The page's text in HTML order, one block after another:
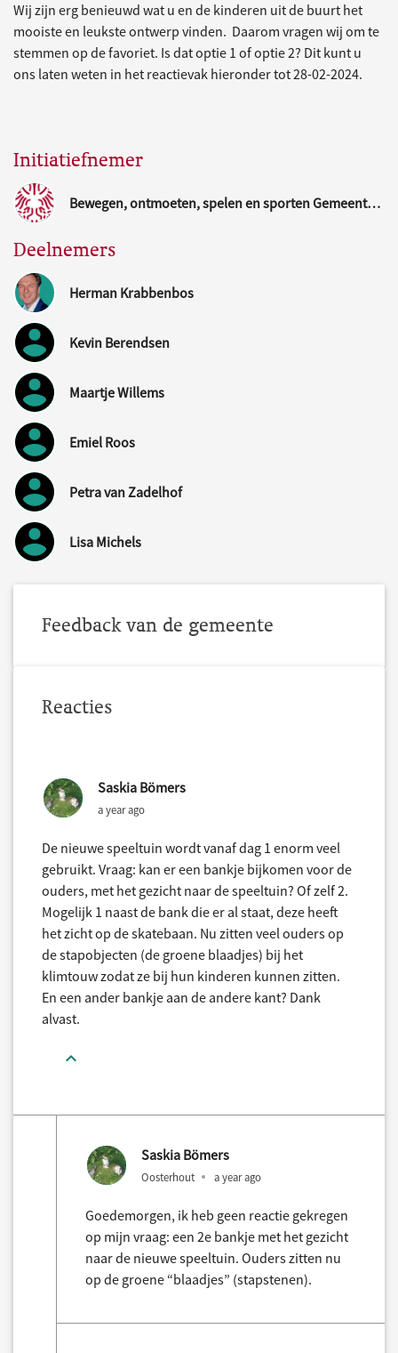
Wij zijn erg benieuwd wat u en de kinderen uit de buurt het
mooiste en leukste ontwerp vinden. Daarom vragen wij om te
stemmen op de favoriet. Is dat optie 1 of optie 2? Dit kunt u
ons laten weten in het reactievak hieronder tot 28-02-2024.
Initiatiefnemer
Bewegen, ontmoeten, spelen en sporten Gemeente Nijmegen
Deelnemers
Herman Krabbenbos
Kevin Berendsen
Maartje Willems
Emiel Roos
Petra van Zadelhof
Lisa Michels
Feedback van de gemeente
Reacties
Saskia Bömers
a year ago
De nieuwe speeltuin wordt vanaf dag 1 enorm veel
gebruikt. Vraag: kan er een bankje bijkomen voor de
ouders, met het gezicht naar de speeltuin? Of zelf 2.
Mogelijk 1 naast de bank die er al staat, deze heeft
het zicht op de skatebaan. Nu zitten veel ouders op
de stapobjecten (de groene blaadjes) bij het
klimtouw zodat ze bij hun kinderen kunnen zitten.
En een ander bankje aan de andere kant? Dank
alvast.
Saskia Bömers
Oosterhout a year ago
Goedemorgen, ik heb geen reactie gekregen
op mijn vraag: een 2e bankje met het gezicht
naar de nieuwe speeltuin. Ouders zitten nu
op de groene “blaadjes” (stapstenen).